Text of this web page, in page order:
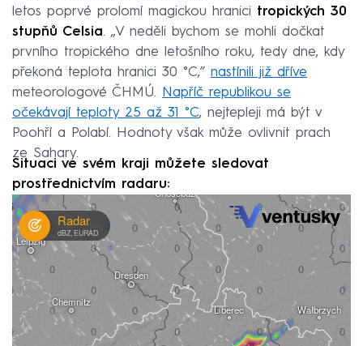
letos poprvé prolomí magickou hranici tropických 30
stupňů Celsia. „V neděli bychom se mohli dočkat
prvního tropického dne letošního roku, tedy dne, kdy
překoná teplota hranici 30 °C,” nastínili již dříve
meteorologové ČHMÚ. Napříč republikou se
očekávají teploty 25 až 31 °C, nejtepleji má být v
Poohří a Polabí. Hodnoty však může ovlivnit prach
ze Sahary.
Situaci ve svém kraji můžete sledovat
prostřednictvím radaru: